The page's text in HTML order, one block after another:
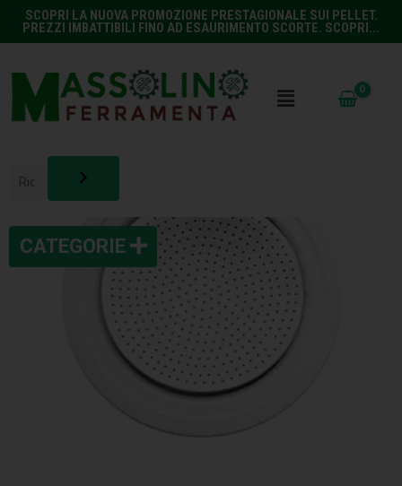
SCOPRI LA NUOVA PROMOZIONE PRESTAGIONALE SUI PELLET.
PREZZI IMBATTIBILI FINO AD ESAURIMENTO SCORTE. SCOPRI...